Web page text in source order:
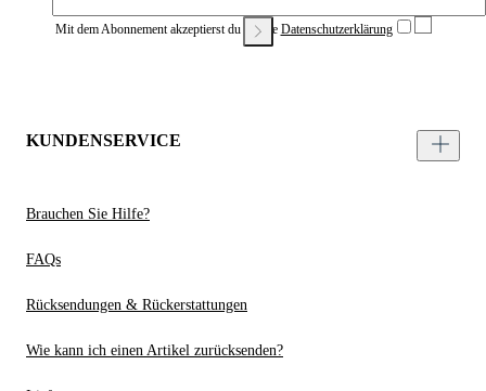
Mit dem Abonnement akzeptierst du unsere Datenschutzerklärung
KUNDENSERVICE
Brauchen Sie Hilfe?
FAQs
Rücksendungen & Rückerstattungen
Wie kann ich einen Artikel zurücksenden?